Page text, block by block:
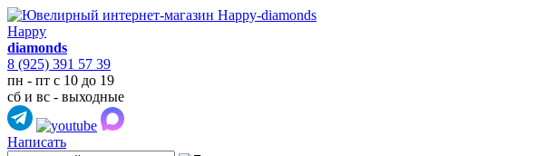
Happy
diamonds
8 (925) 391 57 39
пн - пт с 10 до 19
сб и вс - выходные
Написать